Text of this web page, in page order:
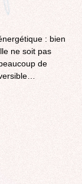
: bien
ne soit pas
de